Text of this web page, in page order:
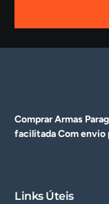
Comprar Armas
facilitada Com envio
Links Úteis